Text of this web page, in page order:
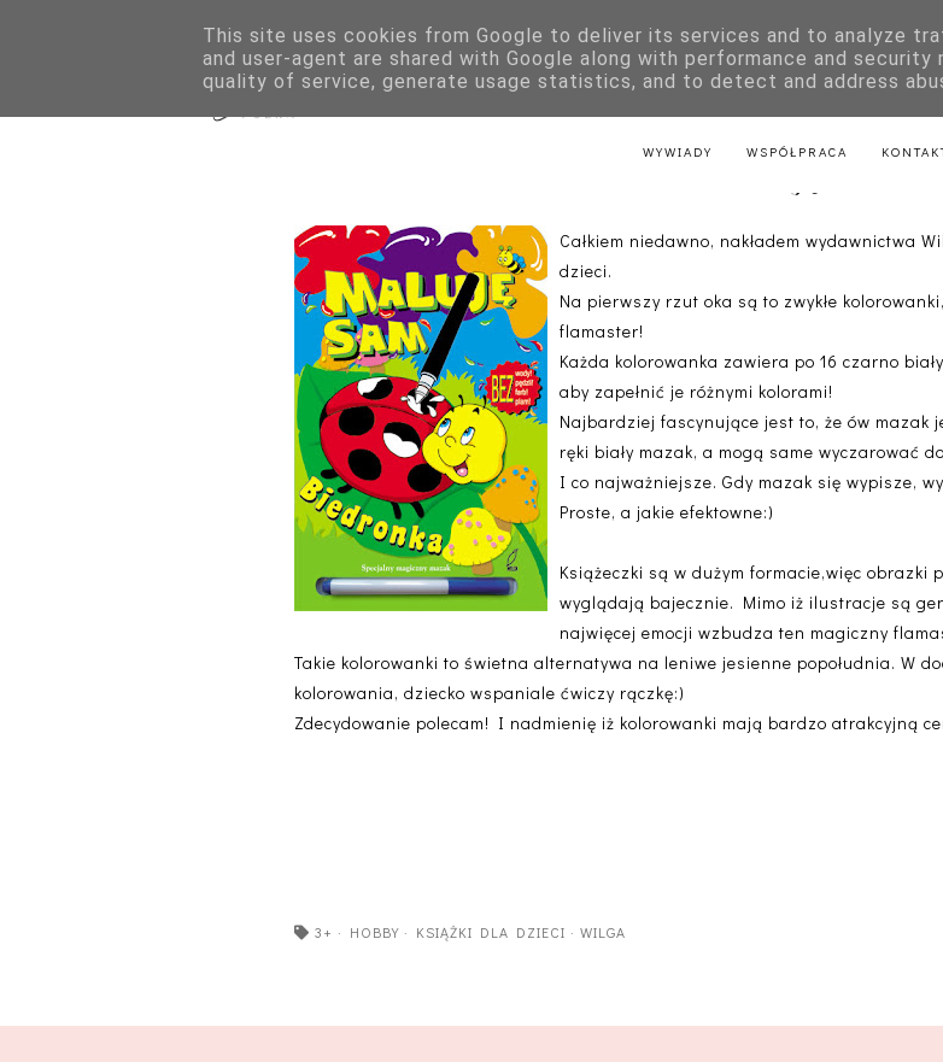
GRY PLANSZOWE KSIĄŻKI DLA DZIECI LITERATURA POLSKA
LITERATURA FAKTU LITERATURA Z PRZEPISAMI
WYWIADY WSPÓŁPRACA
Maluję sam!
Całkiem niedawno, nakładem wydawnictwa
dzieci.
Na pierwszy rzut oka są to zwykłe
flamaster!
Każda kolorowanka zawiera po 16 czarno
aby zapełnić je różnymi kolorami!
Najbardziej fascynujące jest to, że ów mazak
ręki biały mazak, a mogą same wyczarować
I co najważniejsze. Gdy mazak się wypisze,
Proste, a jakie efektowne:)
Książeczki są w dużym formacie,więc obrazki
wyglądają bajecznie. Mimo iż ilustracje są
najwięcej emocji wzbudza ten magiczny
Takie kolorowanki to świetna alternatywa na leniwe jesienne popołudnia. W
kolorowania, dziecko wspaniale ćwiczy rączkę:)
Zdecydowanie polecam! I nadmienię iż kolorowanki mają bardzo atrakcyjną
3+ · HOBBY · KSIĄŻKI DLA DZIECI ·WILGA
This site uses cookies from Google to deliver its services and to analyze
and user-agent are shared with Google along with performance and security
quality of service, generate usage statistics, and to detect and address